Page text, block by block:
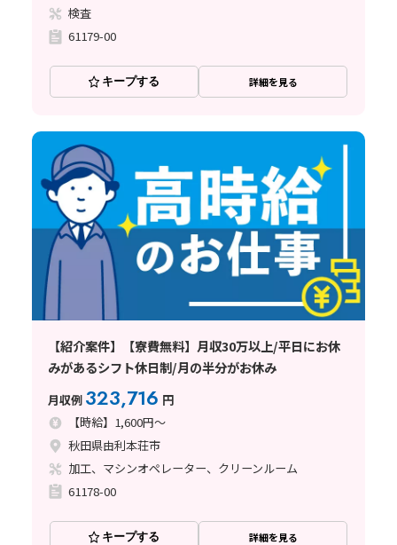
検査
61179-00
キープする 詳細を見る
【紹介案件】【寮費無料】月収30万以上/平日にお休
みがあるシフト休日制/月の半分がお休み
月収例 323,716 円
【時給】1,600円～
秋田県由利本荘市
加工、マシンオペレーター、クリーンルーム
61178-00
キープする 詳細を見る